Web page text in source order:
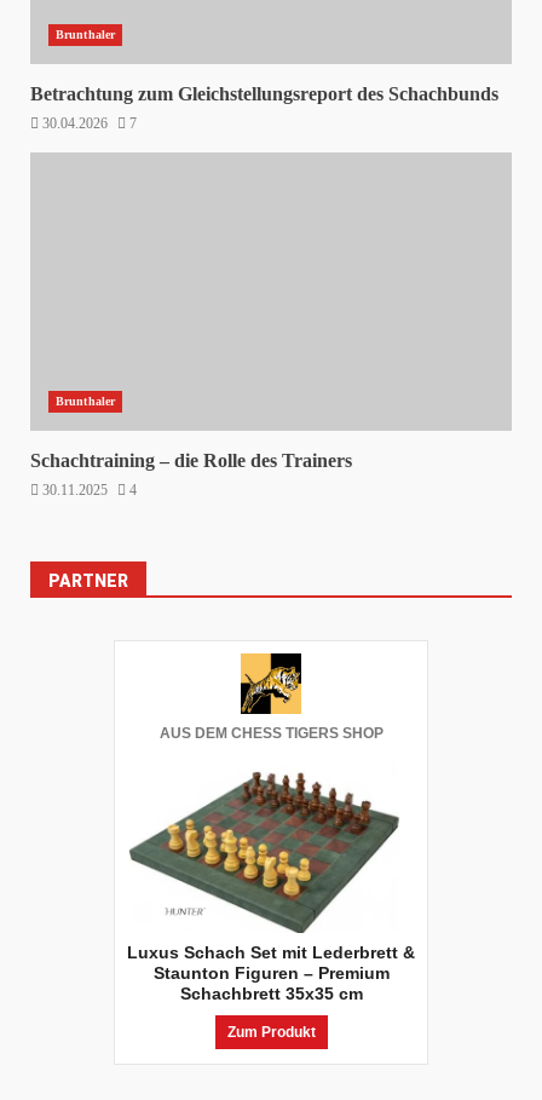
Brunthaler
Betrachtung zum Gleichstellungsreport des Schachbunds
30.04.2026 7
Brunthaler
Schachtraining – die Rolle des Trainers
30.11.2025 4
PARTNER
AUS DEM CHESS TIGERS SHOP
Luxus Schach Set mit Lederbrett &
Staunton Figuren – Premium
Schachbrett 35x35 cm
Zum Produkt